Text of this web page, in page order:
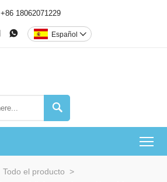
+86 18062071229
 Español 

Todo el producto >